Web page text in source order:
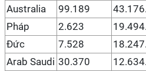
Australia
99.189
Pháp
2.623
Đức
7.528
Arab Saudi 30.370